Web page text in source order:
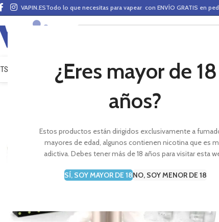
¿Eres mayor de 18
años?
Estos productos están dirigidos exclusivamente a
mayores de edad, algunos contienen nicotina que es
adictiva. Debes tener más de 18 años para visitar esta
SÍ, SOY MAYOR DE 18NO, SOY MENOR DE 18
VAPIN.ESTodo lo que necesitas para vapear con ENVÍO GRATIS en
VAPEO MODS CLAROMIZADORES BASES Y AROMAS (ALQUIMIA)